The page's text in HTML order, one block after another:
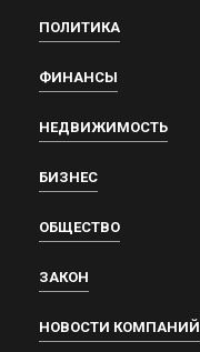
ПОЛИТИКА
ФИНАНСЫ
НЕДВИЖИМОСТЬ
БИЗНЕС
ОБЩЕСТВО
ЗАКОН
НОВОСТИ КОМПАНИЙ